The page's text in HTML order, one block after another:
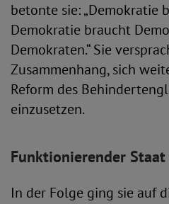
betonte sie: „Demokratie
Demokratie braucht
Demokraten.“ Sie
Zusammenhang, sich
Reform des
einzusetzen.
Funktionierender
In der Folge ging sie auf